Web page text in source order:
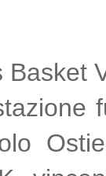
Basket